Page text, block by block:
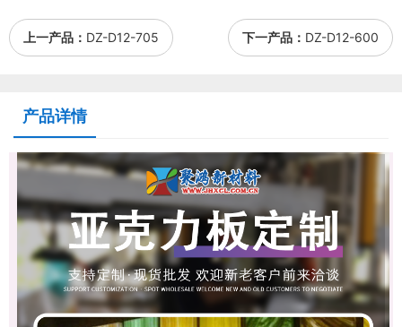
上一产品： DZ-D12-705 下一产品： DZ-D12-600
产品详情